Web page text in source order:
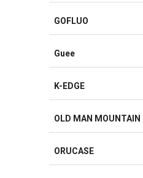
GOFLUO
Guee
K-EDGE
OLD MAN MOUNTAIN
ORUCASE